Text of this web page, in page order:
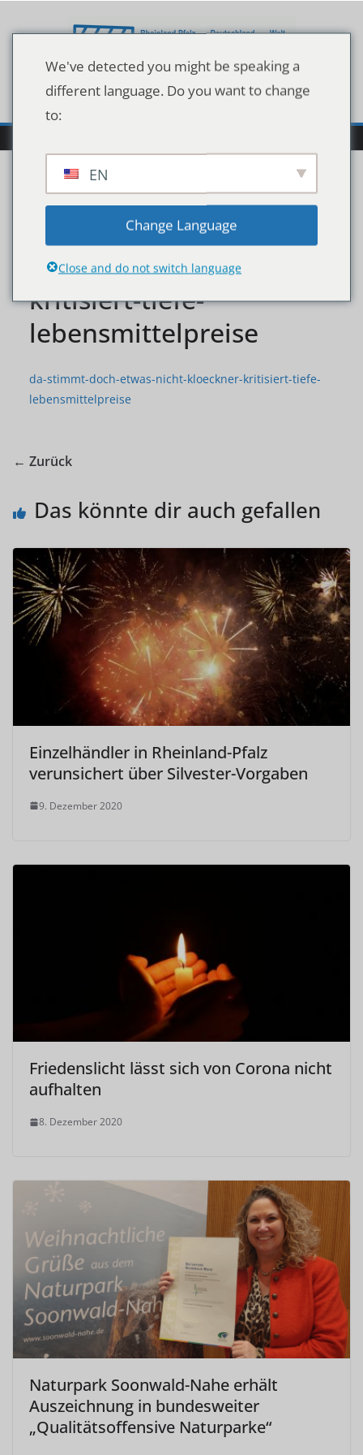
Inhalt
da-stimmt-doch-etwas-
nicht-kloeckner-
kritisiert-tiefe-
lebensmittelpreise
da-stimmt-doch-etwas-nicht-kloeckner-kritisiert-tiefe-
lebensmittelpreise
← Zurück
Das könnte dir auch gefallen
Einzelhändler in Rheinland-Pfalz
verunsichert über Silvester-Vorgaben
9. Dezember 2020
Friedenslicht lässt sich von Corona nicht
aufhalten
8. Dezember 2020
Naturpark Soonwald-Nahe erhält
Auszeichnung in bundesweiter
„Qualitätsoffensive Naturparke“
We've detected you might be speaking a
different language. Do you want to change
to:
EN
Change Language
Close and do not switch language